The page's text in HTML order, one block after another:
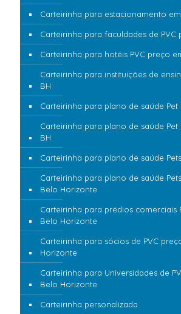
Carteirinha para estacionamento
Carteirinha para faculdades de PVC
Carteirinha para hotéis PVC preço
Carteirinha para instituições de
BH
Carteirinha para plano de saúde Pet
Carteirinha para plano de saúde Pet
BH
Carteirinha para plano de saúde Pets
Carteirinha para plano de saúde
Belo Horizonte
Carteirinha para prédios comerciais
Belo Horizonte
Carteirinha para sócios de PVC
Horizonte
Carteirinha para Universidades de
Belo Horizonte
Carteirinha personalizada